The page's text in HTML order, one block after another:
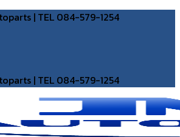
| TEL 084-579-1254
| TEL 084-579-1254